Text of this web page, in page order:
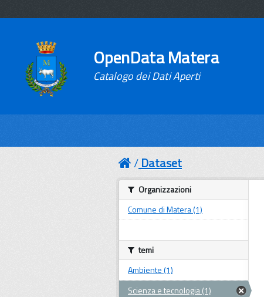
OpenData Matera
Catalogo dei Dati Aperti
Dataset
Organizzazioni
Comune di Matera (1)
temi
Ambiente (1)
Scienza e tecnologia (1)